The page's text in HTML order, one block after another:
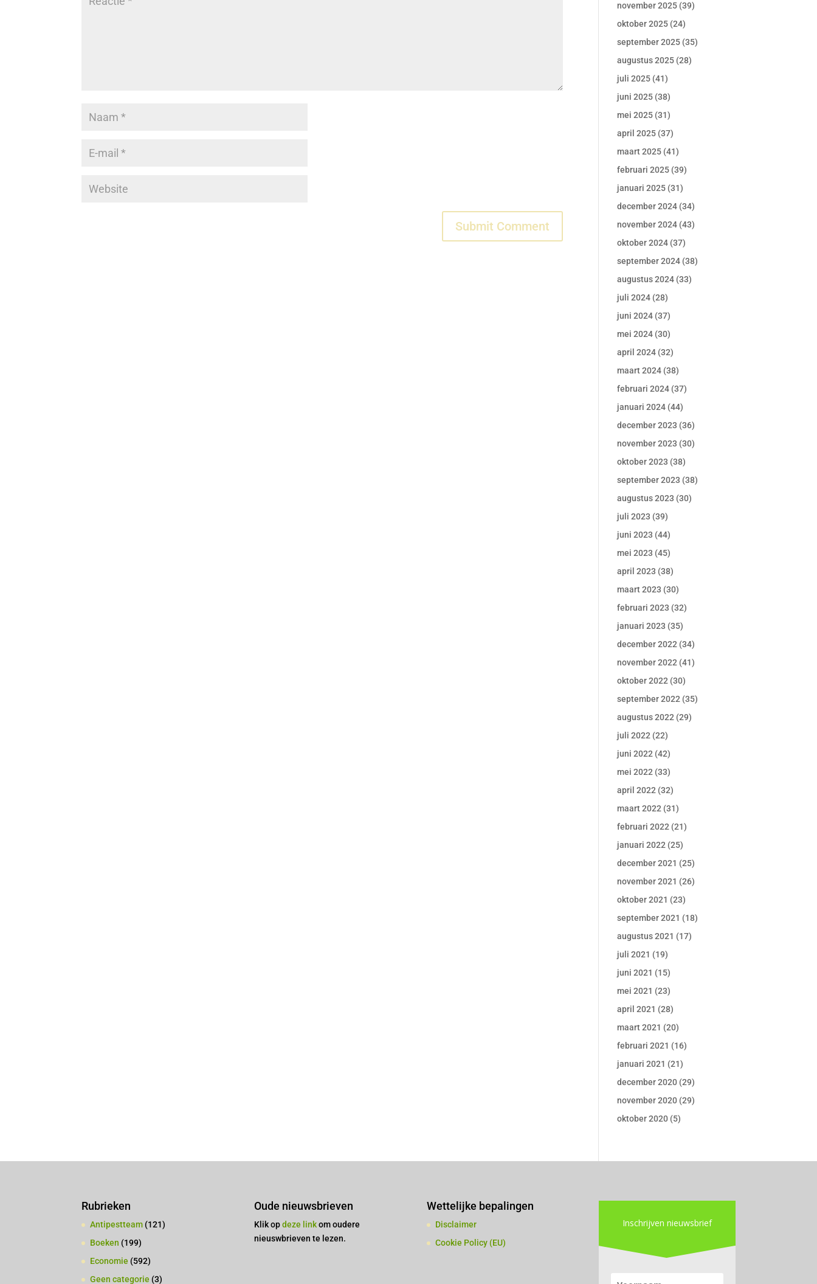
november 2025 (39)
oktober 2025 (24)
september 2025 (35)
augustus 2025 (28)
juli 2025 (41)
juni 2025 (38)
mei 2025 (31)
april 2025 (37)
maart 2025 (41)
februari 2025 (39)
januari 2025 (31)
december 2024 (34)
november 2024 (43)
oktober 2024 (37)
september 2024 (38)
augustus 2024 (33)
juli 2024 (28)
juni 2024 (37)
mei 2024 (30)
april 2024 (32)
maart 2024 (38)
februari 2024 (37)
januari 2024 (44)
december 2023 (36)
november 2023 (30)
oktober 2023 (38)
september 2023 (38)
augustus 2023 (30)
juli 2023 (39)
juni 2023 (44)
mei 2023 (45)
april 2023 (38)
maart 2023 (30)
februari 2023 (32)
januari 2023 (35)
december 2022 (34)
november 2022 (41)
oktober 2022 (30)
september 2022 (35)
augustus 2022 (29)
juli 2022 (22)
juni 2022 (42)
mei 2022 (33)
april 2022 (32)
maart 2022 (31)
februari 2022 (21)
januari 2022 (25)
december 2021 (25)
november 2021 (26)
oktober 2021 (23)
september 2021 (18)
augustus 2021 (17)
juli 2021 (19)
juni 2021 (15)
mei 2021 (23)
april 2021 (28)
maart 2021 (20)
februari 2021 (16)
januari 2021 (21)
december 2020 (29)
november 2020 (29)
oktober 2020 (5)
Rubrieken
Antipestteam (121)
Boeken (199)
Economie (592)
Geen categorie (3)
Oude nieuwsbrieven
Klik opdeze linkom oudere
nieuswbrieven te lezen.
Wettelijke bepalingen
Disclaimer
Cookie Policy (EU)
Inschrijven nieuwsbrief